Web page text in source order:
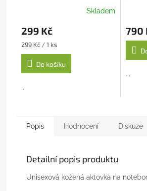
Skladem
299 Kč
Měrná
cena:
299 Kč / 1 ks
Do košíku
...
790
...
Popis Hodnocení Diskuze
Detailní popis produktu
Unisexová kožená aktovka na